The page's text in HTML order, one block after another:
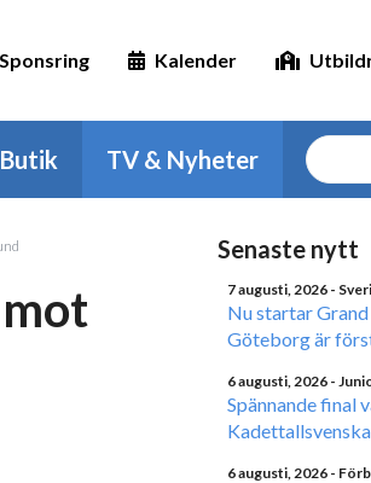
Sponsring Kalender
Butik TV & Nyheter
Senaste nytt
7 augusti, 2026 -
Nu startar
Göteborg är
6 augusti, 2026 -
Spännande final
6 augusti, 2026 -